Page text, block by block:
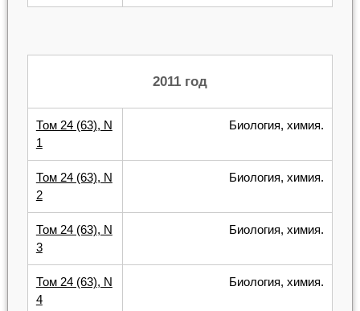
2011 год
Том 24 (63), N
1
Биология, химия.
Том 24 (63), N
2
Биология, химия.
Том 24 (63), N
3
Биология, химия.
Том 24 (63), N
4
Биология, химия.